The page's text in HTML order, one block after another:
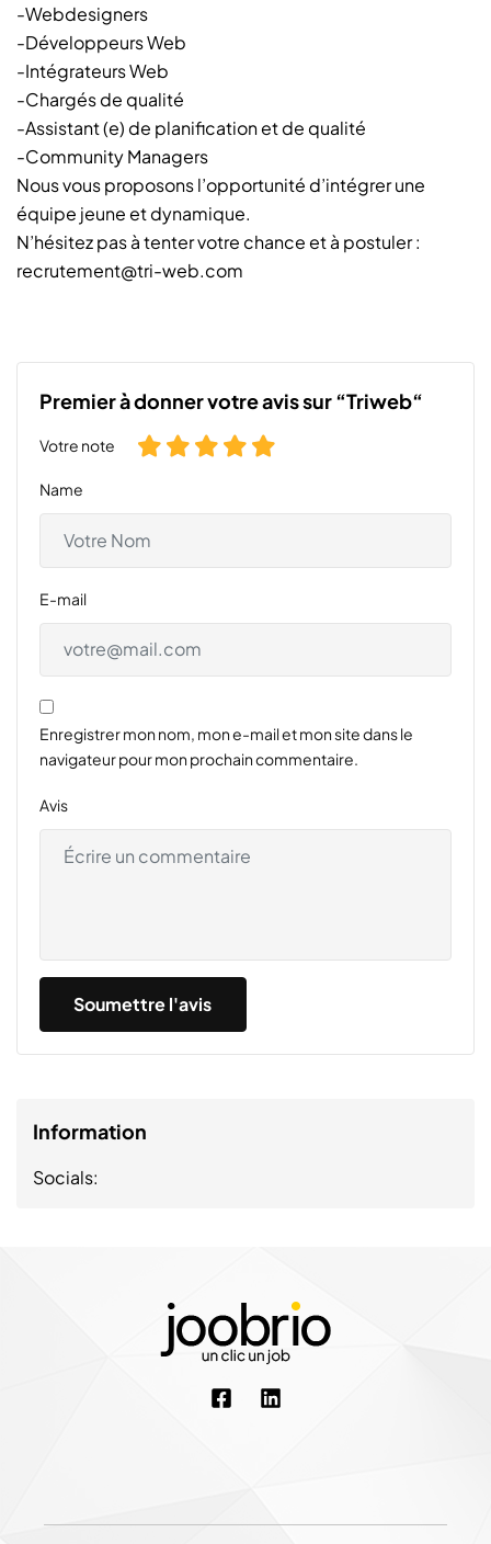
-Webdesigners
-Développeurs Web
-Intégrateurs Web
-Chargés de qualité
-Assistant (e) de planification et de qualité
-Community Managers
Nous vous proposons l’opportunité d’intégrer une
équipe jeune et dynamique.
N’hésitez pas à tenter votre chance et à postuler :
recrutement@tri-web.com
Premier à donner votre avis sur “Triweb“
Votre note
Name
E-mail
Enregistrer mon nom, mon e-mail et mon site dans le
navigateur pour mon prochain commentaire.
Avis
Information
Socials: